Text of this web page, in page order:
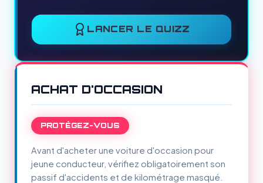
LANCER LE QUIZZ
ACHAT D'OCCASION
PROTÉGEZ-VOUS
Avant d'acheter une voiture d'occasion pour
jeune conducteur, vérifiez obligatoirement son
passif d'accidents et de kilométrage masqué.